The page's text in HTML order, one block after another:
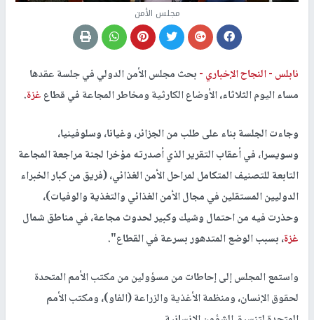
مجلس الأمن
نابلس -النجاح الإخباري -بحث مجلس الأمن الدولي في جلسة عقدها
مساء اليوم الثلاثاء، الأوضاع الكارثية ومخاطر المجاعة في قطاعغزة.
وجاءت الجلسة بناء على طلب من الجزائر، وغيانا، وسلوفينيا،
وسويسرا، في أعقاب التقرير الذي أصدرته مؤخرا لجنة مراجعة المجاعة
التابعة للتصنيف المتكامل لمراحل الأمن الغذائي، (فريق من كبار الخبراء
الدوليين المستقلين في مجال الأمن الغذائي والتغذية والوفيات)،
وحذرت فيه من احتمال وشيك وكبير لحدوث مجاعة، في مناطق شمال
غزة، بسبب الوضع المتدهور بسرعة في القطاع".
واستمع المجلس إلى إحاطات من مسؤولين من مكتب الأمم المتحدة
لحقوق الإنسان، ومنظمة الأغذية والزراعة (الفاو)، ومكتب الأمم